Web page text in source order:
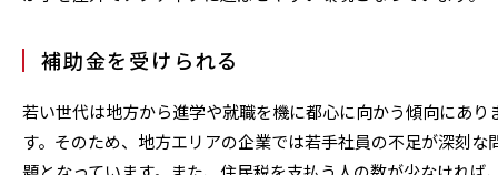
補助金を受けられる
若い世代は地方から進学や就職を機に都心に向かう傾向にあり
す。そのため、地方エリアの企業では若手社員の不足が深刻な